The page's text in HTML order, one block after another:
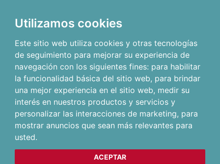
Utilizamos cookies
Este sitio web utiliza cookies y otras tecnologías
de seguimiento para mejorar su experiencia de
navegación con los siguientes fines: para habilitar
la funcionalidad básica del sitio web, para brindar
una mejor experiencia en el sitio web, medir su
interés en nuestros productos y servicios y
personalizar las interacciones de marketing, para
mostrar anuncios que sean más relevantes para
usted.
ACEPTAR